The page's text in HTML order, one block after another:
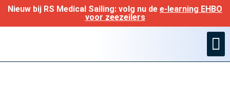
Nieuw bij RS Medical Sailing: volg nu de e-learning EHBO
voor zeezeilers